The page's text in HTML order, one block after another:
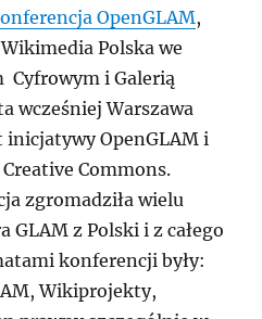
OpenGLAM,
Polska we
Cyfrowym i Galerią
wcześniej Warszawa
inicjatywy OpenGLAM i
Commons.
zgromadziła wielu
z Polski i z całego
konferencji były:
Wikiprojekty,